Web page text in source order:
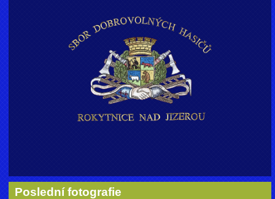
Poslední fotografie